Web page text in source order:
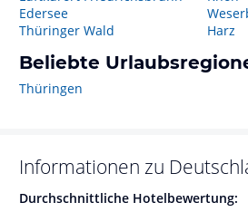
Edersee
Thüringer Wald
Harz
Beliebte
Thüringen
Informationen zu
Durchschnittliche Hotelbewertung: